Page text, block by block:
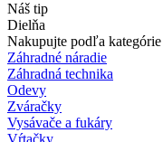
Náš tip
Dielňa
Nakupujte podľa kategórie
Záhradné náradie
Záhradná technika
Odevy
Zváračky
Vysávače a fukáry
Vŕtačky